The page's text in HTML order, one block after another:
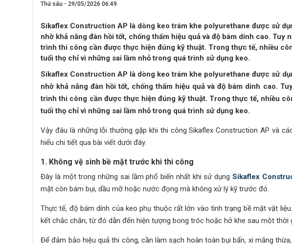
Thứ sáu - 29/05/2026 06:49
Sikaflex Construction AP là dòng keo trám khe polyurethane được sử
nhờ khả năng đàn hồi tốt, chống thấm hiệu quả và độ bám dính cao. Tuy
trình thi công cần được thực hiện đúng kỹ thuật. Trong thực tế, nhiều
tuổi thọ chỉ vì những sai lầm nhỏ trong quá trình sử dụng keo.
Sikaflex Construction AP là dòng keo trám khe polyurethane được sử
nhờ khả năng đàn hồi tốt, chống thấm hiệu quả và độ bám dính cao.
trình thi công cần được thực hiện đúng kỹ thuật. Trong thực tế, nhiều
tuổi thọ chỉ vì những sai lầm nhỏ trong quá trình sử dụng keo.
Vậy đâu là những lỗi thường gặp khi thi công Sikaflex Construction AP và
hiểu chi tiết qua bài viết dưới đây.
1. Không vệ sinh bề mặt trước khi thi công
Đây là một trong những sai lầm phổ biến nhất khi sử dụng Sikaflex
mặt còn bám bụi, dầu mỡ hoặc nước đọng mà không xử lý kỹ trước đó.
Thực tế, độ bám dính của keo phụ thuộc rất lớn vào tình trạng bề mặt vật
kết chắc chắn, từ đó dẫn đến hiện tượng bong tróc hoặc hở khe sau một thời
Để đảm bảo hiệu quả thi công, cần làm sạch hoàn toàn bụi bẩn, xi măng